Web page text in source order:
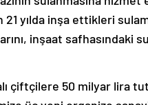
yılda inşa ettikleri
inşaat safhasındaki
üç yeni organize